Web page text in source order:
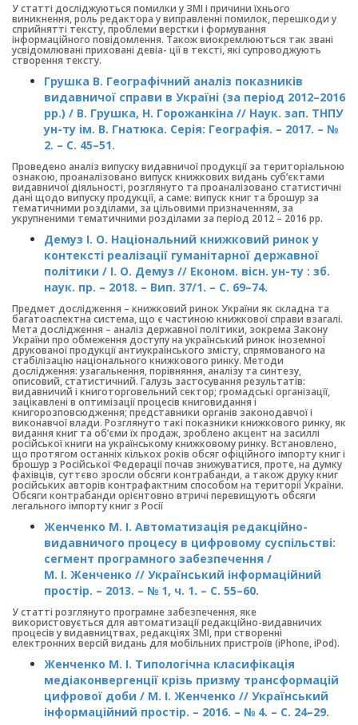
У статті досліджуються помилки у ЗМІ і причини їхнього
виникнення, роль редактора у виправленні помилок, перешкоди у
сприйнятті тексту, проблеми верстки і формування
інформаційного повідомлення. Також виокремлюються так звані
усвідомлювані приховані девіа- ції в тексті, які супроводжують
створення тексту.
Грушка В. Географічний аналіз показників
видавничої справи в Україні (за період 2012–2016
рр.) / В. Грушка, Н. Горожанкіна // Наук. зап. ТНПУ
ун-ту ім. В. Гнатюка. Серія: Географія. – 2017. – №
2. – С. 45–51.
Проведено аналіз випуску видавничої продукції за територіальною
ознакою, проаналізовано випуск книжкових видань суб’єктами
видавничої діяльності, розглянуто та проаналізовано статистичні
дані щодо випуску продукції, а саме: випуск книг та брошур за
тематичними розділами, за цільовими призначенням, за
укрупненими тематичними розділами за період 2012 – 2016 рр.
Демуз І. О. Національний книжковий ринок у
контексті реалізації гуманітарної державної
політики / І. О. Демуз // Економ. вісн. ун-ту : зб.
наук. пр. – 2018. – Вип. 37/1. – С. 69–74.
Предмет дослідження – книжковий ринок України як складна та
багатоаспектна система, що є частиною книжкової справи взагалі.
Мета дослідження – аналіз державної політики, зокрема Закону
України про обмеження доступу на український ринок іноземної
друкованої продукції антиукраїнського змісту, спрямованого на
стабілізацію національного книжкового ринку. Методи
дослідження: узагальнення, порівняння, аналізу та синтезу,
описовий, статистичний. Галузь застосування результатів:
видавничий і книготорговельний сектор; громадські організації,
зацікавлені в оптимізації процесів книговидання і
книгорозповсюдження; представники органів законодавчої і
виконавчої влади. Розглянуто такі показники книжкового ринку, як
видання книг та об’єми їх продаж, зроблено акцент на засиллі
російської книги на українському книжковому ринку. Встановлено,
що протягом останніх кількох років обсяг офіційного імпорту книг і
брошур з Російської Федерації почав знижуватися, проте, на думку
фахівців, суттєво зросли обсяги контрабанди, а також друку книг
російських авторів контрафактним способом на території України.
Обсяги контрабанди орієнтовно втричі перевищують обсяги
легального імпорту книг з Росії
Женченко М. І. Автоматизація редакційно-
видавничого процесу в цифровому суспільстві:
сегмент програмного забезпечення /
М. І. Женченко // Український інформаційний
простір. – 2013. – № 1, ч. 1. – С. 55–60.
У статті розглянуто програмне забезпечення, яке
використовується для автоматизації редакційно-видавничих
процесів у видавництвах, редакціях ЗМІ, при створенні
електронних версій видань для мобільних пристроїв (iPhone, iPod).
Женченко М. І. Типологічна класифікація
медіаконвергенції крізь призму трансформацій
цифрової доби / М. І. Женченко // Український
інформаційний простір. – 2016. – № 4. – С. 24–29.